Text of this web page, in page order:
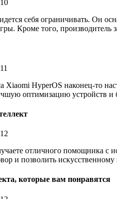
себя ограничивать. Он
Кроме того, производитель
Xiaomi HyperOS наконец-то
оптимизацию устройств
отличного помощника с
и позволить
которые вам понравятся